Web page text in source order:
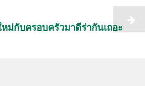
ม่กับครอบครัวมาดีร่ากันเถอะ